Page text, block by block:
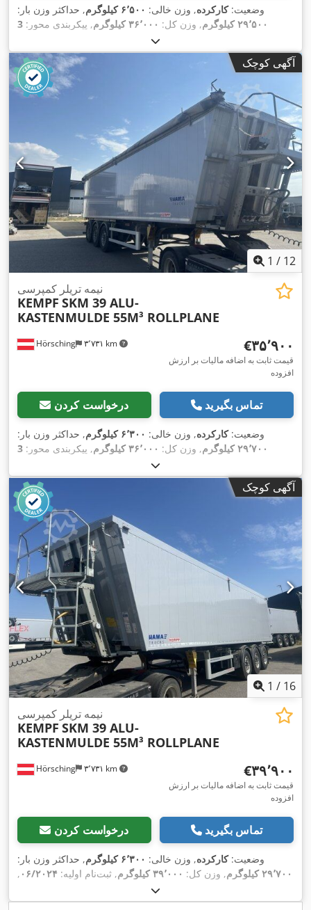
وضعیت:کارکرده, وزن خالی: ۶٬۵۰۰ کیلوگرم
, حداکثر وزن بار:
۲۹٬۵۰۰ کیلوگرم
, وزن کل: ۳۶٬۰۰۰ کیلوگرم , پیکربندی محور: 3
۰۸/۲۰۲۳
میلی‌متر, حجم فضای بارگیری:۵۵ متر مکعب , سیستم تعلیق:هوا,
سایز تایر:
آگهی کوچک
1 / 12
Hörsching ۳٬۷۳۱ km
نیمه تریلر کمپرسی
KEMPF SKM 39 ALU-
KASTENMULDE 55M³ ROLLPLANE
‎€۳۵٬۹۰۰
قیمت ثابت به اضافه مالیات بر ارزش
افزوده
درخواست کردن تماس بگیرید
وضعیت:کارکرده, وزن خالی: ۶٬۳۰۰ کیلوگرم
, حداکثر وزن بار:
۲۹٬۷۰۰ کیلوگرم
, وزن کل: ۳۶٬۰۰۰ کیلوگرم , پیکربندی محور: 3
, حجم فضای بارگیری:
سیستم تعلیق:هوا, تجهیزات: ,
آگهی کوچک
1 / 16
Hörsching ۳٬۷۳۱ km
نیمه تریلر کمپرسی
KEMPF SKM 39 ALU-
KASTENMULDE 55M³ ROLLPLANE
‎€۳۹٬۹۰۰
قیمت ثابت به اضافه مالیات بر ارزش
افزوده
درخواست کردن تماس بگیرید
وضعیت:کارکرده, وزن خالی: ۶٬۳۰۰ کیلوگرم
, حداکثر وزن بار:
۲۹٬۷۰۰ کیلوگرم
, وزن کل: ۳۹٬۰۰۰ کیلوگرم , ثبت‌نام اولیه: ۰۶/۲۰۲۴ ,
حجم فضای بارگیری:۵۵ متر مکعب